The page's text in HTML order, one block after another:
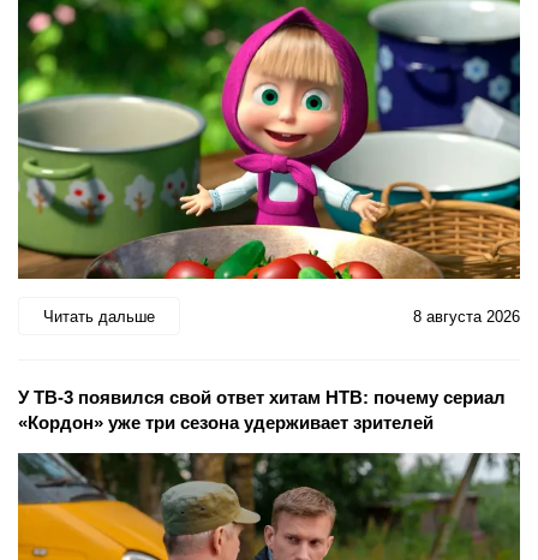
Читать дальше 8 августа 2026
У ТВ-3 появился свой ответ хитам НТВ: почему сериал
«Кордон» уже три сезона удерживает зрителей